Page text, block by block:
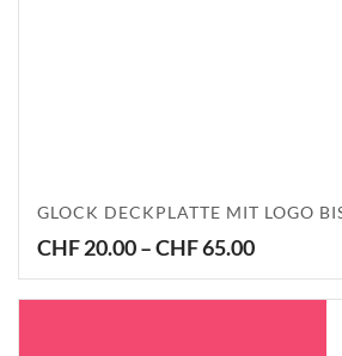
GLOCK DECKPLATTE MIT LOGO
CHF20.00–CHF65.00Price
CHF